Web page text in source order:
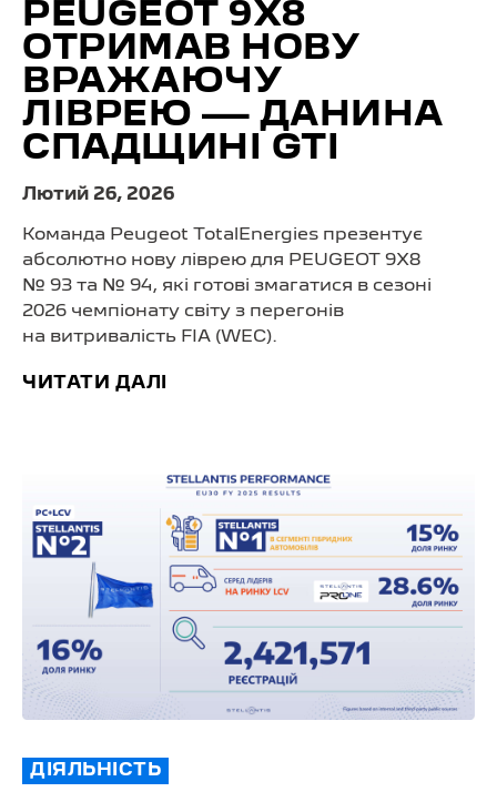
PEUGEOT 9X8
ОТРИМАВ НОВУ
ВРАЖАЮЧУ
ЛІВРЕЮ — ДАНИНА
СПАДЩИНІ GTI
Лютий 26, 2026
Команда Peugeot TotalEnergies презентує
абсолютно нову ліврею для PEUGEOT 9X8
№ 93 та № 94, які готові змагатися в сезоні
2026 чемпіонату світу з перегонів
на витривалість FIA (WEC).
ЧИТАТИ ДАЛІ
ДІЯЛЬНІСТЬ